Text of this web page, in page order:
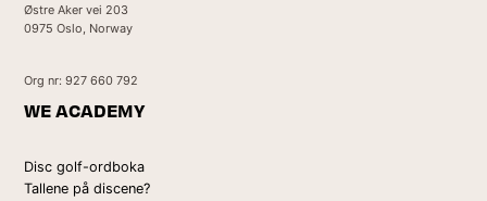
Østre Aker vei 203
0975 Oslo, Norway
Org nr: 927 660 792
WE ACADEMY
Disc golf-ordboka
Tallene på discene?